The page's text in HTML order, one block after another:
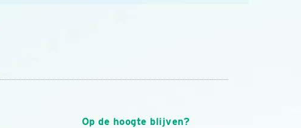
Op de hoogte blijven?